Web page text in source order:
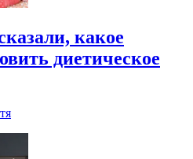
какое
диетическое